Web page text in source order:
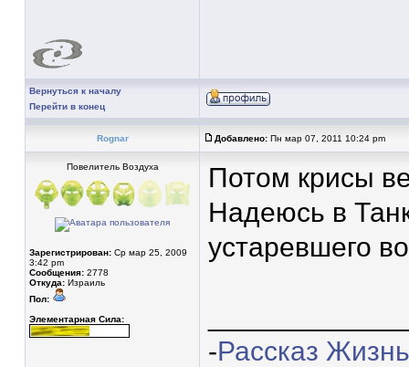
Вернуться к началу
Перейти в конец
Rognar Добавлено: Пн мар 07, 2011 10:24 pm
Повелитель Воздуха
Зарегистрирован: Ср мар 25, 2009
3:42 pm
Сообщения: 2778
Откуда: Израиль
Пол:
Элементарная Сила:
Потом крисы
Надеюсь в
устаревшего
-Рассказ